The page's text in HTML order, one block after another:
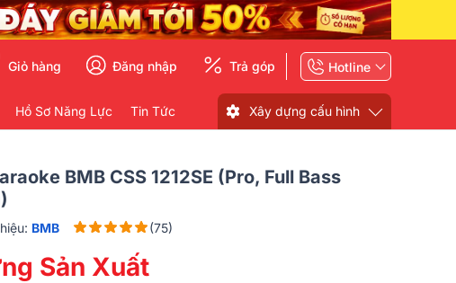
Giỏ hàng Đăng nhập Trả góp Hotline
Hồ Sơ Năng Lực Tin Tức Xây dựng cấu hình
BMB CSS 1212SE (Pro, Full Bass
BMB (75)
Sản Xuất